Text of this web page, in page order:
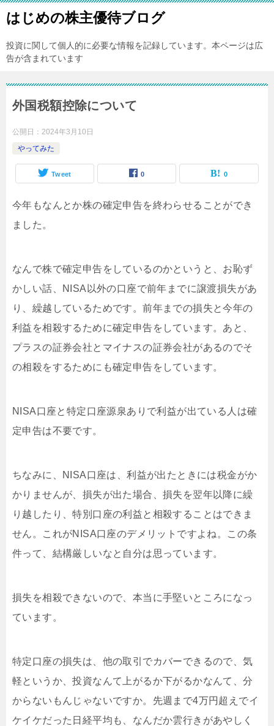
はじめの株主優待ブログ
投資に関して個人的に必要な情報を記録しています。本ページは広
告が含まれています
外国税額控除について
公開日： 2024年3月10日
やってみた
Tweet 0 0
今年もなんとか株の確定申告を終わらせることができ
ました。
なんで株で確定申告をしているのかというと、お恥ず
かしい話、NISA以外の口座で前年までに譲渡損失があ
り、繰越しているためです。前年までの損失と今年の
利益を相殺するために確定申告をしています。あと、
プラスの証券会社とマイナスの証券会社があるのでそ
の相殺をするためにも確定申告をしています。
NISA口座と特定口座源泉ありで利益が出ている人は確
定申告は不要です。
ちなみに、NISA口座は、利益が出たときには税金がか
かりませんが、損失が出た場合、損失を翌年以降に繰
り越したり、特別口座の利益と相殺することはできま
せん。これがNISA口座のデメリットですよね。この条
件って、結構厳しいなと自分は思っています。
損失を相殺できないので、本当に手堅いところになっ
ています。
特定口座の損失は、他の取引でカバーできるので、気
軽というか、投資なんて上がるか下がるかなんて、分
からないもんじゃないですか。先週まで4万円超えでイ
ケイケだった日経平均も、なんだか雲行きがあやしく